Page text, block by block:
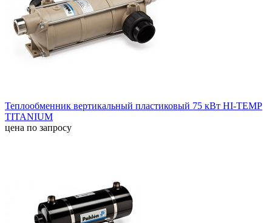
Теплообменник вертикальный пластиковый 75 кВт HI-TEMP
TITANIUM
цена по запросу